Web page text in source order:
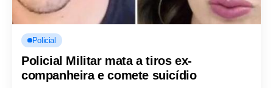
Policial
Policial Militar mata a tiros ex-
companheira e comete suicídio